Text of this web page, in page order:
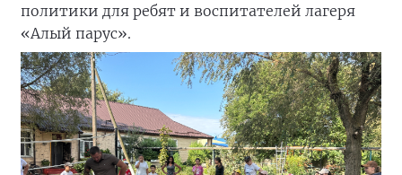
политики для ребят и воспитателей лагеря
«Алый парус».